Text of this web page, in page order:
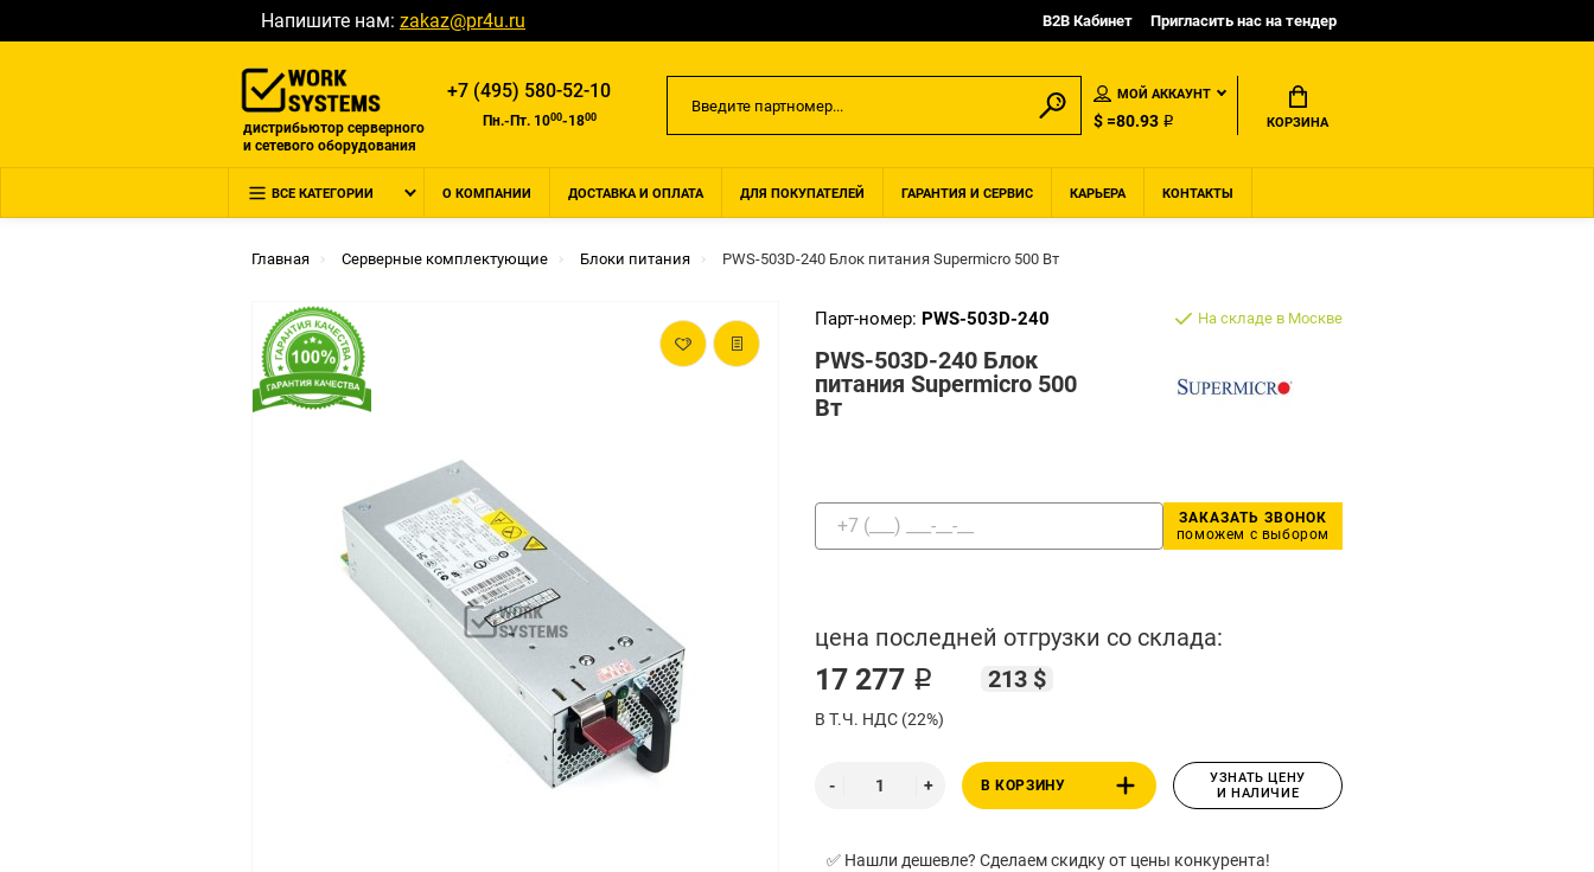
Напишите нам: zakaz@pr4u.ru B2B Кабинет Пригласить нас на тендер
дистрибьютор серверного
и сетевого оборудования
+7 (495) 580-52-10
Пн.-Пт. 1000-1800
МОЙ АККАУНТ
$ =80.93 ₽ КОРЗИНА
ВСЕ КАТЕГОРИИ О КОМПАНИИ ДОСТАВКА И ОПЛАТА ДЛЯ ПОКУПАТЕЛЕЙ ГАРАНТИЯ И СЕРВИС КАРЬЕРА КОНТАКТЫ
Главная Серверные комплектующие Блоки питания PWS-503D-240 Блок питания Supermicro 500 Вт
Парт-номер: PWS-503D-240
PWS-503D-240 Блок
питания Supermicro 500
Вт
На складе в Москве
ЗАКАЗАТЬ ЗВОНОК
поможем с выбором
цена последней отгрузки со склада:
17 277 ₽ 213 $
В Т.Ч. НДС (22%)
В КОРЗИНУ
УЗНАТЬ ЦЕНУ
И НАЛИЧИЕ
✅ Нашли дешевле? Сделаем скидку от цены конкурента!